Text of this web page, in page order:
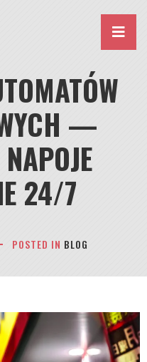
—
24/7
POSTED IN BLOG